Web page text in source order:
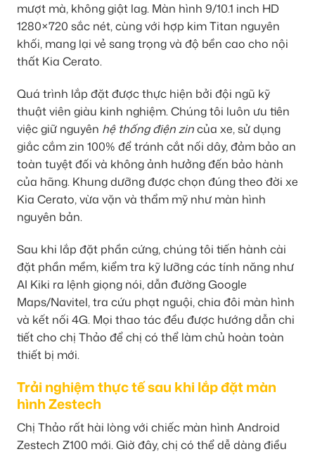
mượt mà, không giật lag. Màn hình 9/10.1 inch HD
1280×720 sắc nét, cùng với hợp kim Titan nguyên
khối, mang lại vẻ sang trọng và độ bền cao cho nội
thất Kia Cerato.
Quá trình lắp đặt được thực hiện bởi đội ngũ kỹ
thuật viên giàu kinh nghiệm. Chúng tôi luôn ưu tiên
việc giữ nguyên hệ thống điện zincủa xe, sử dụng
giắc cắm zin 100% để tránh cắt nối dây, đảm bảo an
toàn tuyệt đối và không ảnh hưởng đến bảo hành
của hãng. Khung dưỡng được chọn đúng theo đời xe
Kia Cerato, vừa vặn và thẩm mỹ như màn hình
nguyên bản.
Sau khi lắp đặt phần cứng, chúng tôi tiến hành cài
đặt phần mềm, kiểm tra kỹ lưỡng các tính năng như
AI Kiki ra lệnh giọng nói, dẫn đường Google
Maps/Navitel, tra cứu phạt nguội, chia đôi màn hình
và kết nối 4G. Mọi thao tác đều được hướng dẫn chi
tiết cho chị Thảo để chị có thể làm chủ hoàn toàn
thiết bị mới.
Trải nghiệm thực tế sau khi lắp đặt màn
hình Zestech
Chị Thảo rất hài lòng với chiếc màn hình Android
Zestech Z100 mới. Giờ đây, chị có thể dễ dàng điều